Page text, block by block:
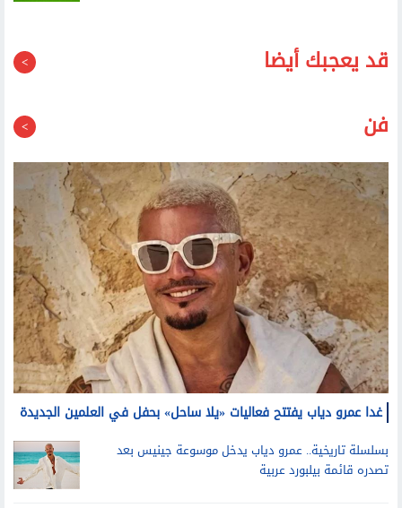
قد يعجبك أيضا
فن
غدا عمرو دياب يفتتح فعاليات «يلا ساحل» بحفل في العلمين الجديدة
بسلسلة تاريخية.. عمرو دياب يدخل موسوعة جينيس بعد
تصدره قائمة بيلبورد عربية